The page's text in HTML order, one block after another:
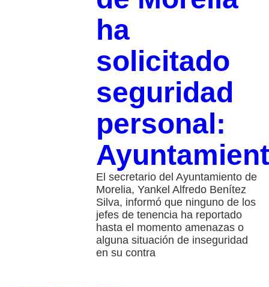
ha
solicitado
seguridad
personal:
El secretario del Ayuntamiento de
Morelia, Yankel Alfredo Benítez
Silva, informó que ninguno de los
jefes de tenencia ha reportado
hasta el momento amenazas o
alguna situación de inseguridad
en su contra